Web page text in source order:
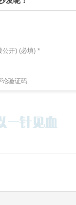
公开) (必填) *
论验证码